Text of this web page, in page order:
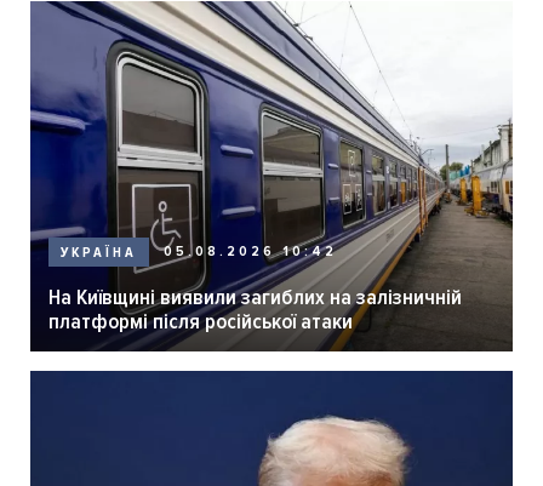
УКРАЇНА 05.08.2026 10:42
На Київщині виявили загиблих на залізничній
платформі після російської атаки